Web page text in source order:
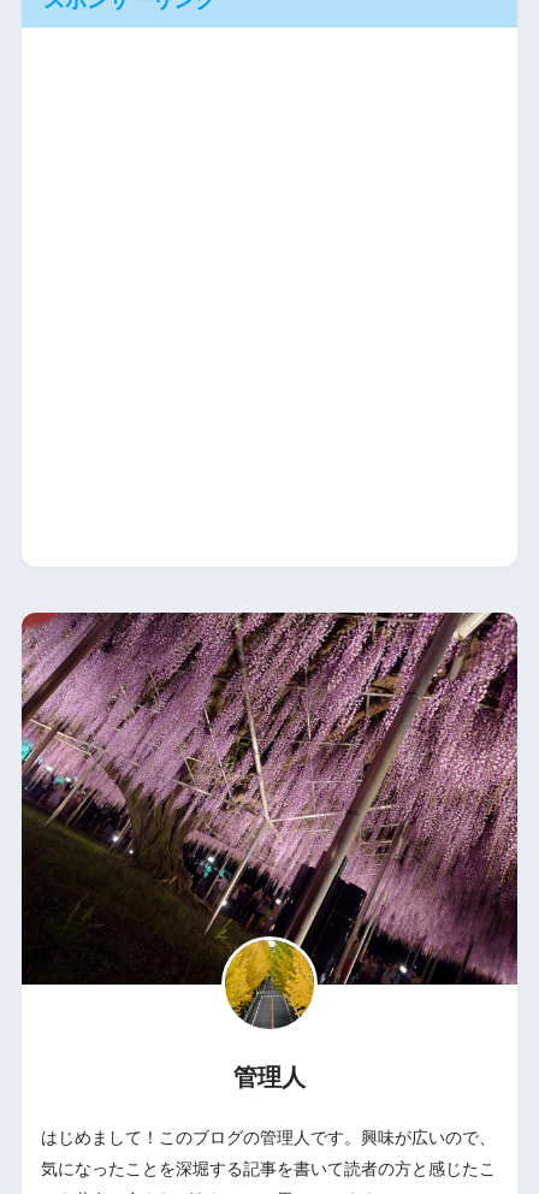
管理人
はじめまして！このブログの管理人です。興味が広いので、
気になったことを深堀する記事を書いて読者の方と感じたこ